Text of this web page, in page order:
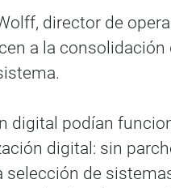
director de
a la consolidación
digital podían
digital: sin
de